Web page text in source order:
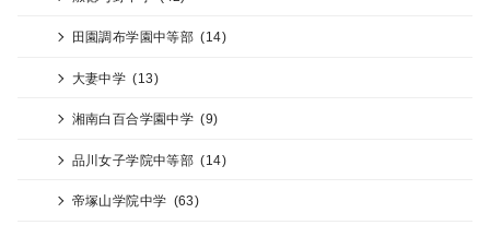
田園調布学園中等部 (14)
大妻中学 (13)
湘南白百合学園中学 (9)
品川女子学院中等部 (14)
帝塚山学院中学 (63)